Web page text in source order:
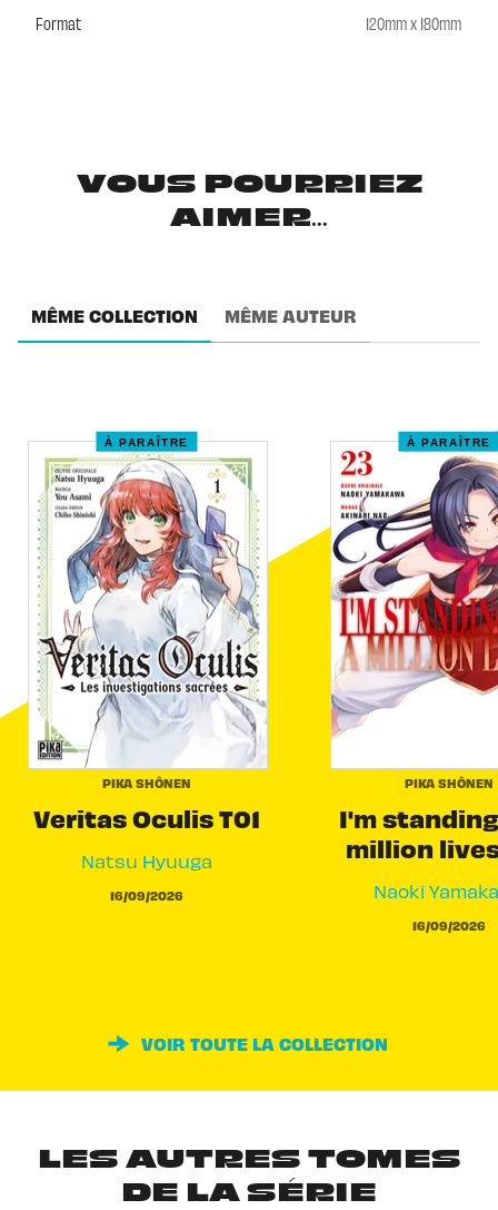
Format 120mm x 180mm
VOUS POURRIEZ
AIMER...
MÊME COLLECTION MÊME AUTEUR
À PARAÎTRE
PIKA SHÔNEN
Veritas Oculis T01
Natsu Hyuuga
16/09/2026
À PARAÎTRE
PIKA SHÔNEN
I'm
million
Naoki
16/09/2026
VOIR TOUTE LA COLLECTION
LES AUTRES TOMES
DE LA SÉRIE